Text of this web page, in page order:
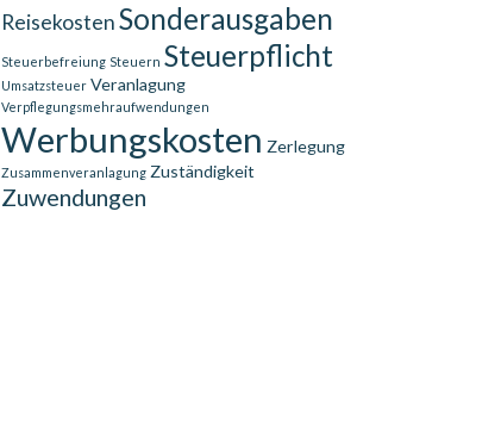
ReisekostenSonderausgaben
Steuerbefreiung Steuern Steuerpflicht
Umsatzsteuer Veranlagung
Verpflegungsmehraufwendungen
Werbungskosten Zerlegung
Zusammenveranlagung Zuständigkeit
Zuwendungen